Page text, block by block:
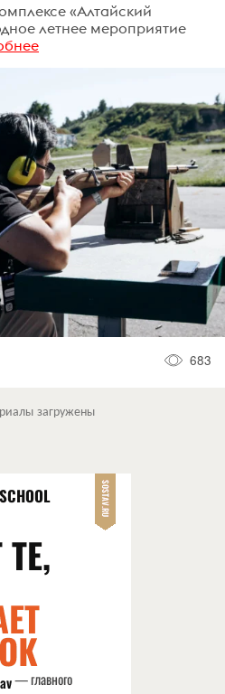
«Алтайский
летнее мероприятие
683
загружены